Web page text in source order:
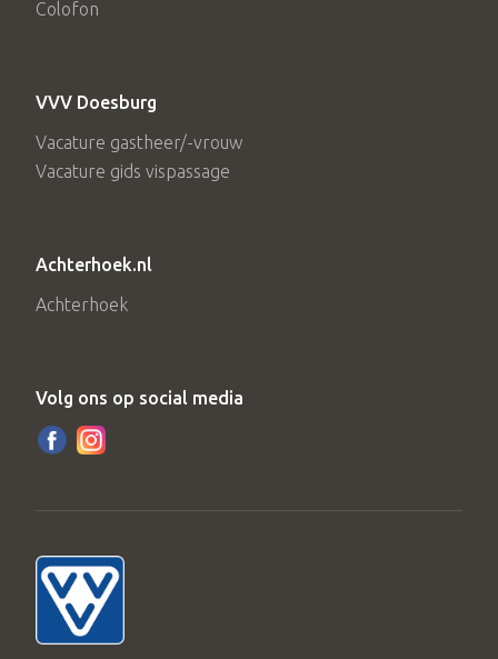
Colofon
VVV Doesburg
Vacature gastheer/-vrouw
Vacature gids vispassage
Achterhoek.nl
Achterhoek
Volg ons op social media